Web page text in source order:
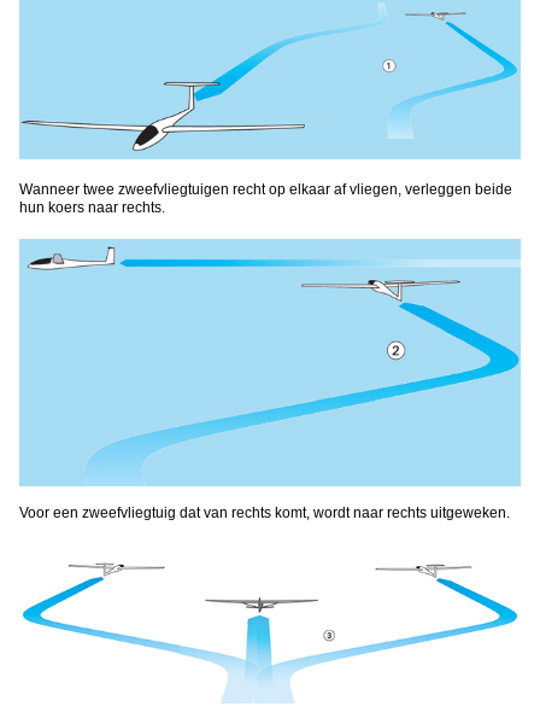
Wanneer twee zweefvliegtuigen recht op elkaar af vliegen, verleggen beide
hun koers naar rechts.
Voor een zweefvliegtuig dat van rechts komt, wordt naar rechts uitgeweken.